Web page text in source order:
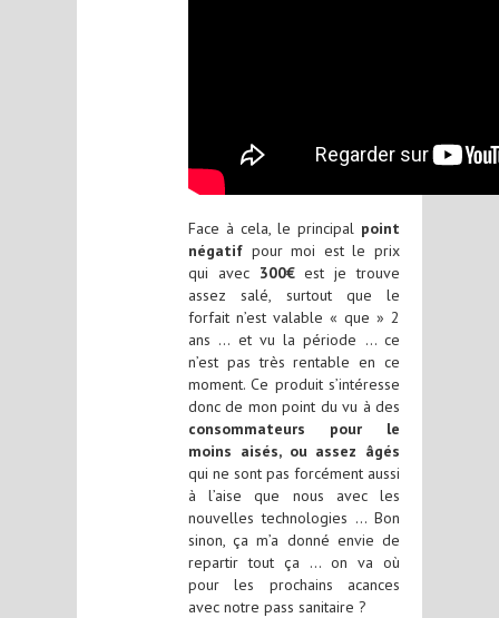
Face à cela, le principal point
négatif pour moi est le prix
qui avec 300€est je trouve
assez salé, surtout que le
forfait n’est valable « que » 2
ans … et vu la période … ce
n’est pas très rentable en ce
moment. Ce produit s’intéresse
donc de mon point du vu à des
consommateurs pour le
moins aisés, ou assez âgés
qui ne sont pas forcément aussi
à l’aise que nous avec les
nouvelles technologies … Bon
sinon, ça m’a donné envie de
repartir tout ça … on va où
pour les prochains acances
avec notre pass sanitaire ?